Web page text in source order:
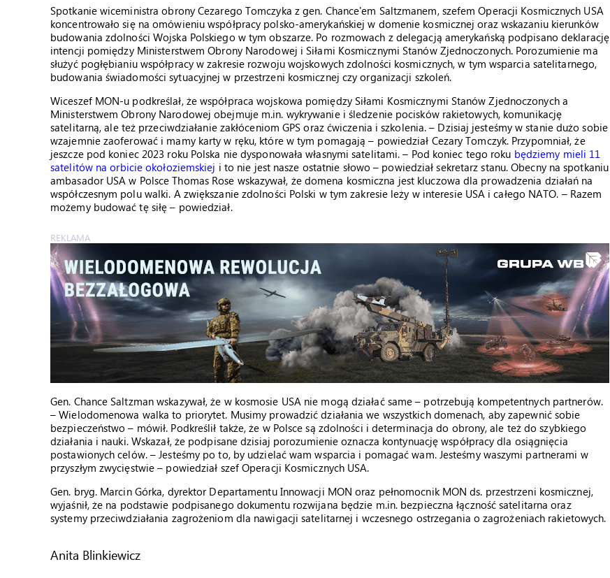
Spotkanie wiceministra obrony Cezarego Tomczyka z gen. Chance'em Saltzmanem, szefem Operacji Kosmicznych USA
koncentrowało się na omówieniu współpracy polsko-amerykańskiej w domenie kosmicznej oraz wskazaniu kierunków
budowania zdolności Wojska Polskiego w tym obszarze. Po rozmowach z delegacją amerykańską podpisano deklarację
intencji pomiędzy Ministerstwem Obrony Narodowej i Siłami Kosmicznymi Stanów Zjednoczonych. Porozumienie ma
służyć pogłębianiu współpracy w zakresie rozwoju wojskowych zdolności kosmicznych, w tym wsparcia satelitarnego,
budowania świadomości sytuacyjnej w przestrzeni kosmicznej czy organizacji szkoleń.
Wiceszef MON-u podkreślał, że współpraca wojskowa pomiędzy Siłami Kosmicznymi Stanów Zjednoczonych a
Ministerstwem Obrony Narodowej obejmuje m.in. wykrywanie i śledzenie pocisków rakietowych, komunikację
satelitarną, ale też przeciwdziałanie zakłóceniom GPS oraz ćwiczenia i szkolenia. – Dzisiaj jesteśmy w stanie dużo sobie
wzajemnie zaoferować i mamy karty w ręku, które w tym pomagają – powiedział Cezary Tomczyk. Przypomniał, że
jeszcze pod koniec 2023 roku Polska nie dysponowała własnymi satelitami. – Pod koniec tego roku będziemy mieli 11
satelitów na orbicie okołoziemskiej i to nie jest nasze ostatnie słowo – powiedział sekretarz stanu. Obecny na spotkaniu
ambasador USA w Polsce Thomas Rose wskazywał, że domena kosmiczna jest kluczowa dla prowadzenia działań na
współczesnym polu walki. A zwiększanie zdolności Polski w tym zakresie leży w interesie USA i całego NATO. – Razem
możemy budować tę siłę – powiedział.
REKLAMA
Gen. Chance Saltzman wskazywał, że w kosmosie USA nie mogą działać same – potrzebują kompetentnych partnerów.
– Wielodomenowa walka to priorytet. Musimy prowadzić działania we wszystkich domenach, aby zapewnić sobie
bezpieczeństwo – mówił. Podkreślił także, że w Polsce są zdolności i determinacja do obrony, ale też do szybkiego
działania i nauki. Wskazał, że podpisane dzisiaj porozumienie oznacza kontynuację współpracy dla osiągnięcia
postawionych celów. – Jesteśmy po to, by udzielać wam wsparcia i pomagać wam. Jesteśmy waszymi partnerami w
przyszłym zwycięstwie – powiedział szef Operacji Kosmicznych USA.
Gen. bryg. Marcin Górka, dyrektor Departamentu Innowacji MON oraz pełnomocnik MON ds. przestrzeni kosmicznej,
wyjaśnił, że na podstawie podpisanego dokumentu rozwijana będzie m.in. bezpieczna łączność satelitarna oraz
systemy przeciwdziałania zagrożeniom dla nawigacji satelitarnej i wczesnego ostrzegania o zagrożeniach rakietowych.
Anita Blinkiewicz